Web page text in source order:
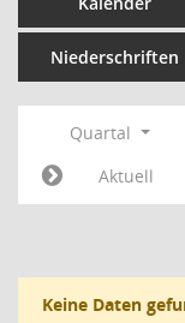
Niederschriften
Quartal
Aktuell
Keine Daten